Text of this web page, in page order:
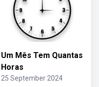
Um Mês Tem Quantas
Horas
25 September 2024